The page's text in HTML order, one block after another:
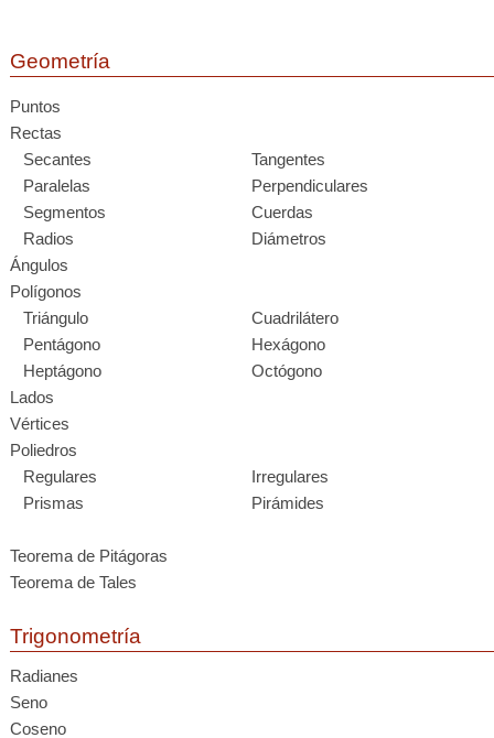
Geometría
Puntos
Rectas
Secantes
Tangentes
Paralelas
Perpendiculares
Segmentos
Cuerdas
Radios
Diámetros
Ángulos
Polígonos
Triángulo
Cuadrilátero
Pentágono
Hexágono
Heptágono
Octógono
Lados
Vértices
Poliedros
Regulares
Irregulares
Prismas
Pirámides
Teorema de Pitágoras
Teorema de Tales
Trigonometría
Radianes
Seno
Coseno